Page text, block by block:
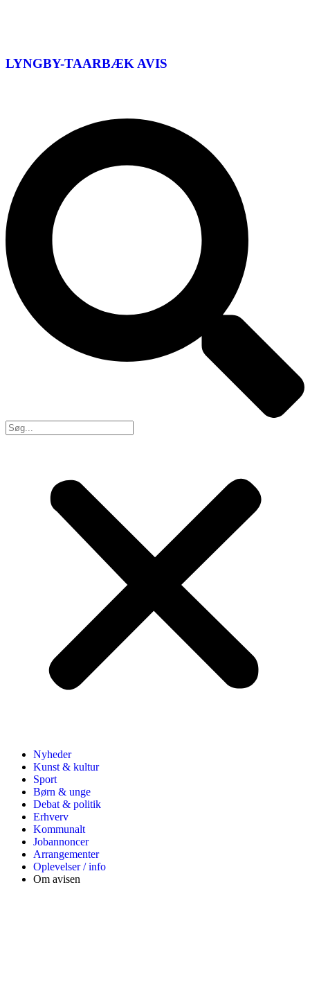
LYNGBY-TAARBÆK AVIS
Nyheder
Kunst & kultur
Sport
Børn & unge
Debat & politik
Erhverv
Kommunalt
Jobannoncer
Arrangementer
Oplevelser / info
Om avisen